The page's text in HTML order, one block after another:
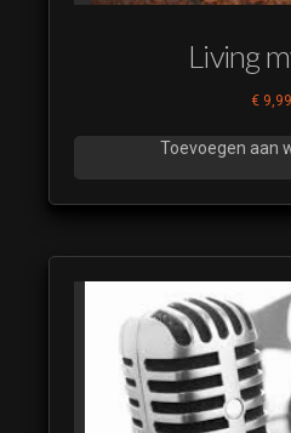
Living
€ 9,99
Toevoegen aan